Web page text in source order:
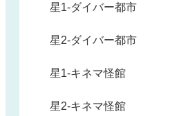
星1-ダイバー都市
星2-ダイバー都市
星1-キネマ怪館
星2-キネマ怪館